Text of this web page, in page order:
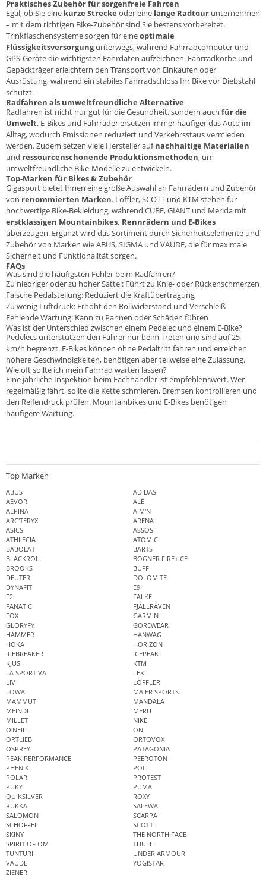
Praktisches Zubehör für sorgenfreie Fahrten
Egal, ob Sie eine kurze Strecke oder eine lange Radtour unternehmen
– mit dem richtigen Bike-Zubehör sind Sie bestens vorbereitet.
Trinkflaschensystemesorgen für eineoptimale
Flüssigkeitsversorgungunterwegs, während Fahrradcomputer und
GPS-Geräte die wichtigsten Fahrdaten aufzeichnen. Fahrradkörbe und
Gepäckträgererleichtern den Transport von Einkäufen oder
Ausrüstung, während ein stabiles Fahrradschloss Ihr Bike vor Diebstahl
schützt.
Radfahren als umweltfreundliche Alternative
Radfahren ist nicht nur gut für die Gesundheit, sondern auch für die
Umwelt. E-Bikes und Fahrräder ersetzen immer häufiger das Auto im
Alltag, wodurch Emissionen reduziert und Verkehrsstaus vermieden
werden. Zudem setzen viele Hersteller aufnachhaltige Materialien
und ressourcenschonende Produktionsmethoden, um
umweltfreundliche Bike-Modelle zu entwickeln.
Top-Marken für Bikes & Zubehör
Gigasport bietet Ihnen eine große Auswahl an Fahrrädern und Zubehör
von renommierten Marken. Löffler,SCOTT und KTM stehen für
hochwertige Bike-Bekleidung, während CUBE,GIANT und Merida mit
erstklassigen Mountainbikes, Rennrädern und E-Bikes
überzeugen. Ergänzt wird das Sortiment durch Sicherheitselemente und
Zubehör von Marken wieABUS,SIGMA und VAUDE, die für maximale
Sicherheit und Funktionalität sorgen.
FAQs
Was sind die häufigsten Fehler beim Radfahren?
Zu niedriger oder zu hoher Sattel: Führt zu Knie- oder Rückenschmerzen
Falsche Pedalstellung: Reduziert die Kraftübertragung
Zu wenig Luftdruck: Erhöht den Rollwiderstand und Verschleiß
Fehlende Wartung: Kann zu Pannen oder Schäden führen
Was ist der Unterschied zwischen einem Pedelec und einem E-Bike?
Pedelecs unterstützen den Fahrer nur beim Treten und sind auf 25
km/h begrenzt. E-Bikes können ohne Pedaltritt fahren und erreichen
höhere Geschwindigkeiten, benötigen aber teilweise eine Zulassung.
Wie oft sollte ich mein Fahrrad warten lassen?
Eine jährliche Inspektion beim Fachhändler ist empfehlenswert. Wer
regelmäßig fährt, sollte die Kette schmieren, Bremsen kontrollieren und
den Reifendruck prüfen. Mountainbikes und E-Bikes benötigen
häufigere Wartung.
Top Marken
ABUS
ADIDAS
AEVOR
ALÉ
ALPINA
AIM'N
ARC'TERYX
ARENA
ASICS
ASSOS
ATHLECIA
ATOMIC
BABOLAT
BARTS
BLACKROLL
BOGNER FIRE+ICE
BROOKS
BUFF
DEUTER
DOLOMITE
DYNAFIT
E9
F2
FALKE
FANATIC
FJÄLLRÄVEN
FOX
GARMIN
GLORYFY
GOREWEAR
HAMMER
HANWAG
HOKA
HORIZON
ICEBREAKER
ICEPEAK
KJUS
KTM
LA SPORTIVA
LEKI
LIV
LÖFFLER
LOWA
MAIER SPORTS
MAMMUT
MANDALA
MEINDL
MERU
MILLET
NIKE
O'NEILL
ON
ORTLIEB
ORTOVOX
OSPREY
PATAGONIA
PEAK PERFORMANCE
PEEROTON
PHENIX
POC
POLAR
PROTEST
PUKY
PUMA
QUIKSILVER
ROXY
RUKKA
SALEWA
SALOMON
SCARPA
SCHÖFFEL
SCOTT
SKINY
THE NORTH FACE
SPIRIT OF OM
THULE
TUNTURI
UNDER ARMOUR
VAUDE
YOGISTAR
ZIENER